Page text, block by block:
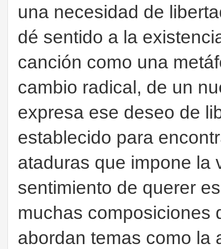
una necesidad de
dé sentido a la
canción como una
cambio radical, de un
expresa ese deseo de
establecido para
ataduras que impone la
sentimiento de querer
muchas composiciones
abordan temas como la